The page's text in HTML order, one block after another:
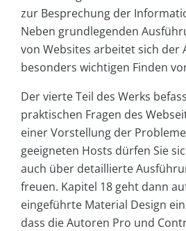
zur Besprechung der
Neben grundlegenden
von Websites arbeitet sich der
besonders wichtigen Finden
Der vierte Teil des Werks
praktischen Fragen des
einer Vorstellung der
geeigneten Hosts dürfen Sie
auch über detaillierte
freuen. Kapitel 18 geht dann
eingeführte Material Design
dass die Autoren Pro und